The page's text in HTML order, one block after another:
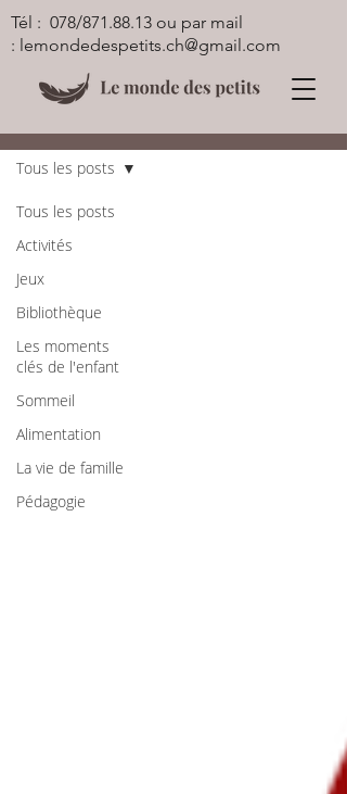
Tél : 078/871.88.13 ou par mail
: lemondedespetits.ch@gmail.com
Tous les posts
Activités
Jeux
Bibliothèque
Les moments
clés de l'enfant
Sommeil
Alimentation
La vie de famille
Pédagogie
Tous les posts